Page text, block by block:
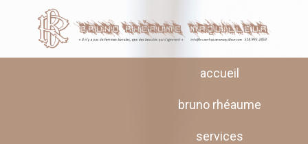
accueil
bruno rhéaume
services